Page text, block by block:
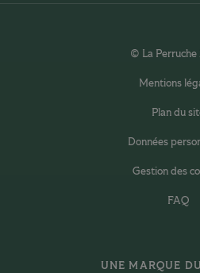
© La
Mentions
Plan du
Données
Gestion des
FAQ
UNE MARQUE